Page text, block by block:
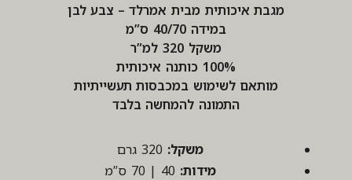
מגבת איכותית מבית אמרלד – צבע לבן
במידה 40/70 ס”מ
משקל 320 למ”ר
100% כותנה איכותית
מותאם לשימוש במכבסות תעשייתיות
התמונה להמחשה בלבד
משקל:
מידות: